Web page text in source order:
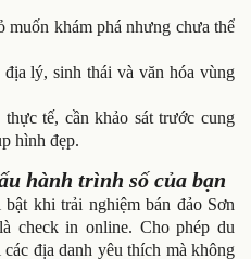
khám phá nhưng chưa thể
lý, sinh thái và văn hóa vùng
tế, cần khảo sát trước cung
hình đẹp.
hành trình số của bạn
khi trải nghiệm bán đảo Sơn
check in online. Cho phép du
địa danh yêu thích mà không